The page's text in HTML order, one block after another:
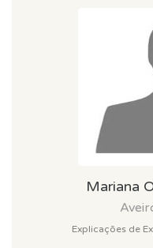
Mariana
Explicações de